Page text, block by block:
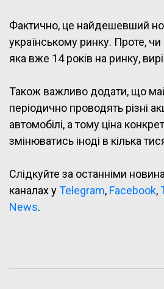
Фактично, це найдешевший
українському ринку. Проте,
яка вже 14 років на ринку,
Також важливо додати, що
періодично проводять різні
автомобілі, а тому ціна
змінюватись іноді в кілька
Слідкуйте за останніми
каналах уTelegram, Facebook,
News.